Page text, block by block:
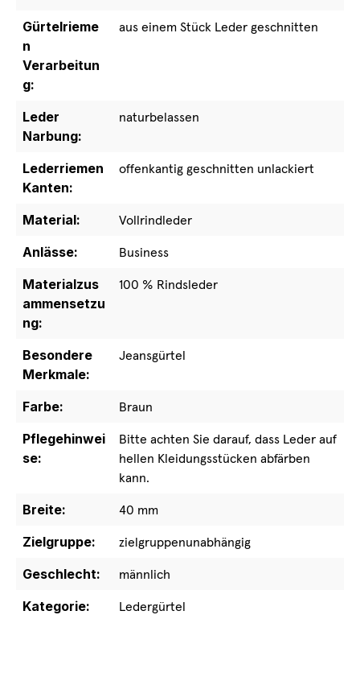
Gürtelrieme
n
Verarbeitun
g:
aus einem Stück Leder geschnitten
Leder
Narbung:
naturbelassen
Lederriemen
Kanten:
offenkantig geschnitten unlackiert
Material:
Vollrindleder
Anlässe:
Business
Materialzus
ammensetzu
ng:
100 % Rindsleder
Besondere
Merkmale:
Jeansgürtel
Farbe:
Braun
Pflegehinwei
se:
Bitte achten Sie darauf, dass Leder auf
hellen Kleidungsstücken abfärben
kann.
Breite:
40 mm
Zielgruppe:
zielgruppenunabhängig
Geschlecht:
männlich
Kategorie:
Ledergürtel